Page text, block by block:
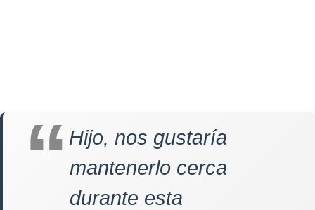
Hijo, nos gustaría
mantenerlo cerca
durante esta